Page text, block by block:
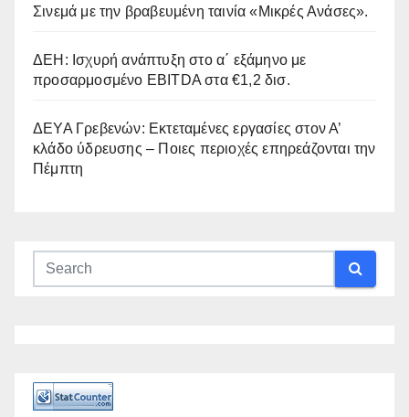
Σινεμά με την βραβευμένη ταινία «Μικρές Ανάσες».
ΔΕΗ: Ισχυρή ανάπτυξη στο α΄ εξάμηνο με
προσαρμοσμένο EBITDA στα €1,2 δισ.
ΔΕΥΑ Γρεβενών: Εκτεταμένες εργασίες στον Α’
κλάδο ύδρευσης – Ποιες περιοχές επηρεάζονται την
Πέμπτη